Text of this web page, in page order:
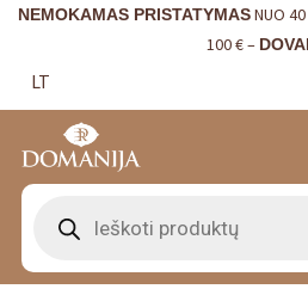
NEMOKAMAS PRISTATYMASNUO
100 € –
LT